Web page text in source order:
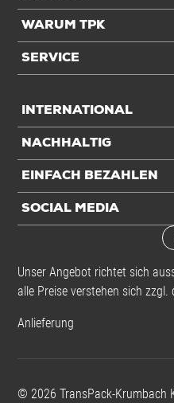
WARUM TPK
SERVICE
INTERNATIONAL
NACHHALTIG
EINFACH BEZAHLEN
SOCIAL MEDIA
Unser Angebot richtet sich
alle Preise verstehen sich zzgl.
Anlieferung
© 2026 TransPack-Krumbach